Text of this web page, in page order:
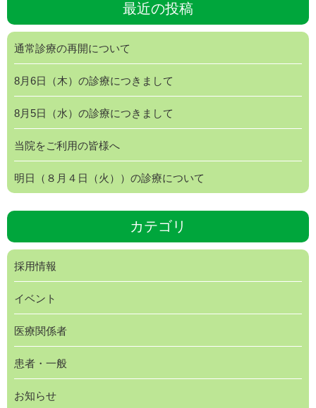
最近の投稿
通常診療の再開について
8月6日（木）の診療につきまして
8月5日（水）の診療につきまして
当院をご利用の皆様へ
明日（８月４日（火））の診療について
カテゴリ
採用情報
イベント
医療関係者
患者・一般
お知らせ